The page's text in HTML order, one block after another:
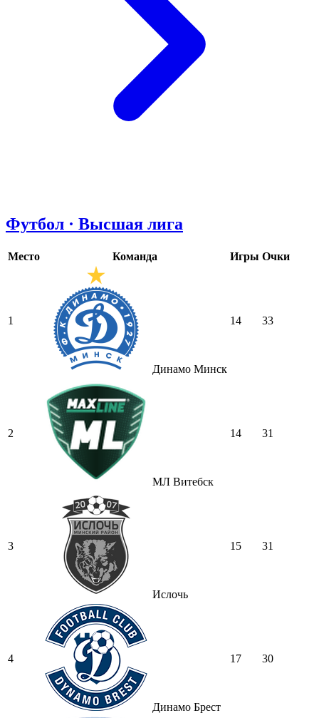
Футбол · Высшая лига
Место Команда Игры Очки
1
Динамо Минск
14 33
2
МЛ Витебск
14 31
3
Ислочь
15 31
4
Динамо Брест
17 30